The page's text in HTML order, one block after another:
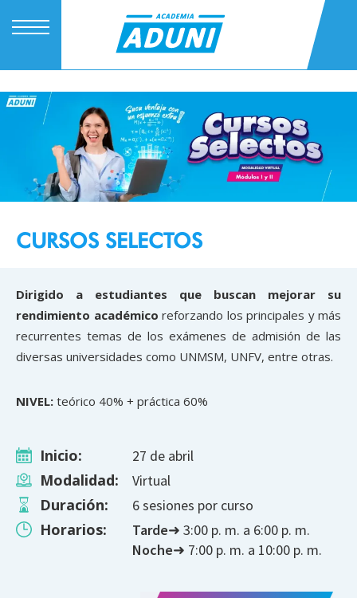
CURSOS SELECTOS
Dirigido a estudiantes que buscan mejorar su
rendimiento académico reforzando los principales y más
recurrentes temas de los exámenes de admisión de las
diversas universidades como UNMSM, UNFV, entre otras.
NIVEL: teórico 40% + práctica 60%
Inicio: 27 de abril
Modalidad: Virtual
Duración: 6 sesiones por curso
Horarios: Tarde➜ 3:00 p. m. a 6:00 p. m.
Noche➜ 7:00 p. m. a 10:00 p. m.